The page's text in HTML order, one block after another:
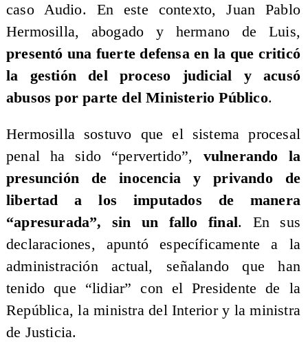
caso Audio. En este contexto, Juan Pablo
Hermosilla, abogado y hermano de Luis,
presentó una fuerte defensa en la que criticó
la gestión del proceso judicial y acusó
abusos por parte del Ministerio Público.
Hermosilla sostuvo que el sistema procesal
penal ha sido “pervertido”,
vulnerando la
presunción de inocencia y privando de
libertad a los imputados de manera
“apresurada”, sin un fallo final. En sus
declaraciones, apuntó específicamente a la
administración actual, señalando que han
tenido que “lidiar” con el Presidente de la
República, la ministra del Interior y la ministra
de Justicia.